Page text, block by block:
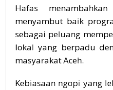
Hafas
menyambut baik
sebagai peluang
lokal yang berpadu
masyarakat Aceh.
Kebiasaan ngopi yang